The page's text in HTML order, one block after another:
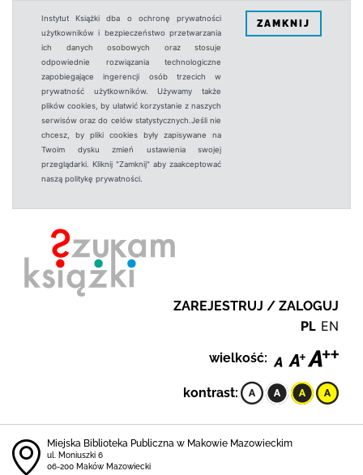
Instytut Książki dba o ochronę prywatności
użytkowników i bezpieczeństwo przetwarzania
ich danych osobowych oraz stosuje
odpowiednie rozwiązania technologiczne
zapobiegające ingerencji osób trzecich w
prywatność użytkowników. Używamy także
plików cookies, by ułatwić korzystanie z naszych
serwisów oraz do celów statystycznych.Jeśli nie
chcesz, by pliki cookies były zapisywane na
Twoim dysku zmień ustawienia swojej
przeglądarki. Kliknij "Zamknij" aby zaakceptować
naszą politykę prywatności.
ZAMKNIJ
ZAREJESTRUJ / ZALOGUJ
PL EN
wielkość:
kontrast:
Miejska Biblioteka Publiczna w Makowie Mazowieckim
ul. Moniuszki 6
06-200 Maków Mazowiecki